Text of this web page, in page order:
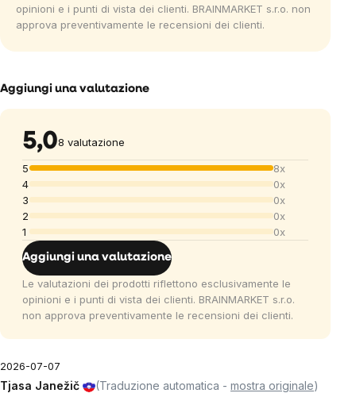
opinioni e i punti di vista dei clienti. BRAINMARKET s.r.o. non
approva preventivamente le recensioni dei clienti.
Aggiungi una valutazione
5,08 valutazione
5
8x
4
0x
3
0x
2
0x
1
0x
Aggiungi una valutazione
Le valutazioni dei prodotti riflettono esclusivamente le
opinioni e i punti di vista dei clienti. BRAINMARKET s.r.o.
non approva preventivamente le recensioni dei clienti.
2026-07-07
Tjasa Janežič (Traduzione automatica - mostra originale)